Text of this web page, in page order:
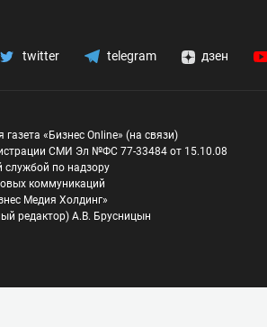
twitter telegram дзен
«Бизнес Online» (на связи)
СМИ Эл №ФС 77-33484 от 15.10.08
службой по надзору
коммуникаций
Медия Холдинг»
редактор) А.В. Брусницын